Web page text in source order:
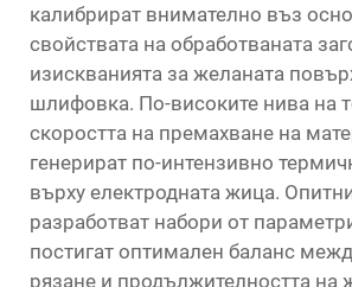
калибрират внимателно въз
свойствата на обработваната
изискванията за желаната
шлифовка. По-високите нива на
скоростта на премахване на
генерират по-интензивно
върху електродната жица.
разработват набори от
постигат оптимален баланс
рязане и продължителността на